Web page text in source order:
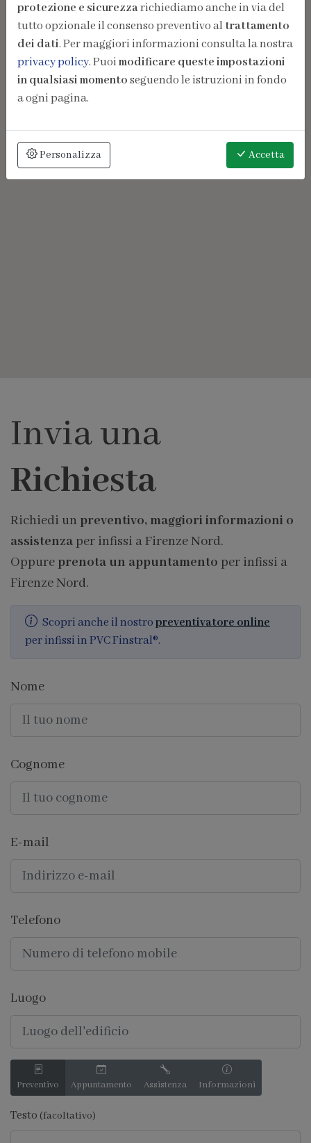
Invia una
Richiesta
Richiedi un preventivo, maggiori informazioni o
assistenza per infissi a Firenze Nord.
Oppure prenota un appuntamento per infissi a
Firenze Nord.
Scopri anche il nostropreventivatore online
per infissi in PVC Finstral®.
Nome
Cognome
E-mail
Telefono
Luogo
Preventivo Appuntamento Assistenza Informazioni
Testo (facoltativo)
protezione e sicurezzarichiediamo anche in via del
tutto opzionale il consenso preventivo altrattamento
dei dati. Per maggiori informazioni consulta la nostra
privacy policy. Puoimodificare queste impostazioni
in qualsiasi momentoseguendo le istruzioni in fondo
a ogni pagina.
Personalizza Accetta